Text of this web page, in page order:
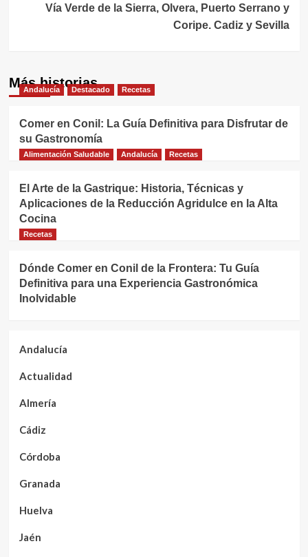
Vía Verde de la Sierra, Olvera, Puerto Serrano y
Coripe. Cadiz y Sevilla
Más historias
Andalucía Destacado Recetas
Comer en Conil: La Guía Definitiva para Disfrutar de
su Gastronomía
Alimentación Saludable Andalucía Recetas
El Arte de la Gastrique: Historia, Técnicas y
Aplicaciones de la Reducción Agridulce en la Alta
Cocina
Recetas
Dónde Comer en Conil de la Frontera: Tu Guía
Definitiva para una Experiencia Gastronómica
Inolvidable
Andalucía
Actualidad
Almería
Cádiz
Córdoba
Granada
Huelva
Jaén